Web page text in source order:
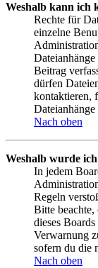
Weshalb kann ich
Rechte für
einzelne
Beitrag
dürfen
kontaktieren,
Nach oben
Weshalb wurde
In jedem
Regeln
Bitte beachte,
dieses
Verwarnung
sofern du die
Nach oben